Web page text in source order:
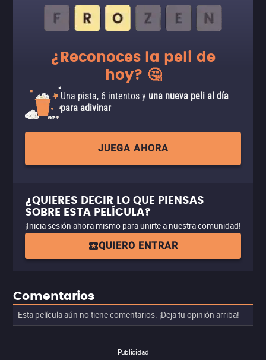
¿Reconoces la peli de
hoy? 🤔
Una pista, 6 intentos y una nueva peli al día
para adivinar
JUEGA AHORA
¿QUIERES DECIR LO QUE PIENSAS
SOBRE ESTA PELÍCULA?
¡Inicia sesión ahora mismo para unirte a nuestra comunidad!
QUIERO ENTRAR
Comentarios
Esta película aún no tiene comentarios. ¡Deja tu opinión arriba!
Publicidad